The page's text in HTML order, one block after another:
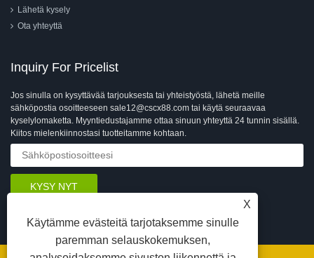
Lähetä kysely
Ota yhteyttä
Inquiry For Pricelist
Jos sinulla on kysyttävää tarjouksesta tai yhteistyöstä, lähetä meille
sähköpostia osoitteeseen sale12@cscx88.com tai käytä seuraavaa
kyselylomaketta. Myyntiedustajamme ottaa sinuun yhteyttä 24 tunnin sisällä.
Kiitos mielenkiinnostasi tuotteitamme kohtaan.
X
Käytämme evästeitä tarjotaksemme sinulle
paremman selauskokemuksen,